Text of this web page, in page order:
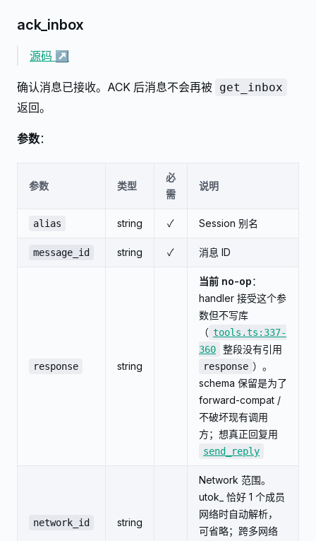
ack_inbox
源码 ↗
确认消息已接收。ACK 后消息不会再被 get_inbox
返回。
参数：
参数 类型
必
需
说明
alias string ✓ Session 别名
message_id string ✓ 消息 ID
response string
当前 no-op：
handler 接受这个参
数但不写库
（ tools.ts:337-
360
整段没有引用
response ）。
schema 保留是为了
forward-compat /
不破坏现有调用
方；想真正回复用
send_reply
network_id string
Network 范围。
utok_ 恰好 1 个成员
网络时自动解析，
可省略；跨多网络